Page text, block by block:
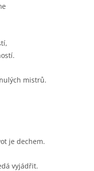
mistrů.
je dechem.
vyjádřit.